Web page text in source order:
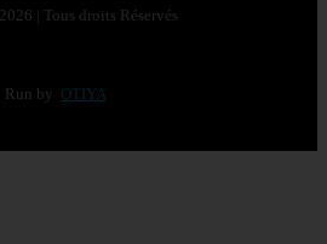
| Tous droits Réservés
Run by OTIYA